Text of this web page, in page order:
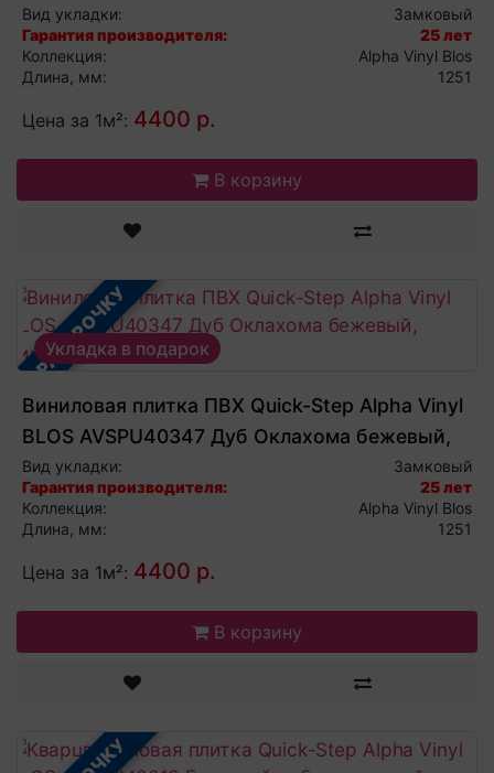
виниловый ламинат
Вид укладки:
Замковый
Гарантия производителя:
25 лет
Коллекция:
Alpha Vinyl Blos
Длина, мм:
1251
Цена за 1м²: 4400 р.
В корзину
В РАССРОЧКУ
Укладка в подарок
Виниловая плитка ПВХ Quick-Step Alpha Vinyl
BLOS AVSPU40347 Дуб Оклахома бежевый,
виниловый ламинат
Вид укладки:
Замковый
Гарантия производителя:
25 лет
Коллекция:
Alpha Vinyl Blos
Длина, мм:
1251
Цена за 1м²: 4400 р.
В корзину